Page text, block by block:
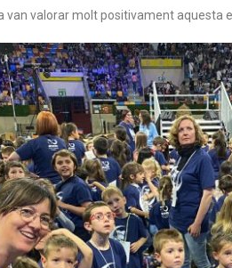
van valorar molt positivament